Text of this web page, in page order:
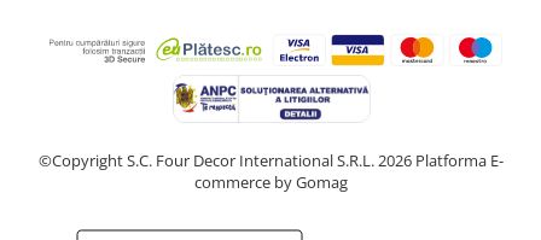
©Copyright S.C. Four Decor International S.R.L. 2026 Platforma E-
commerce by Gomag